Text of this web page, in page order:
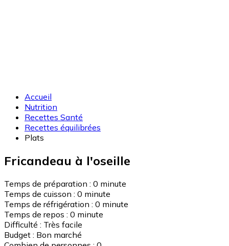
Accueil
Nutrition
Recettes Santé
Recettes équilibrées
Plats
Fricandeau à l'oseille
Temps de préparation : 0 minute
Temps de cuisson : 0 minute
Temps de réfrigération : 0 minute
Temps de repos : 0 minute
Difficulté : Très facile
Budget : Bon marché